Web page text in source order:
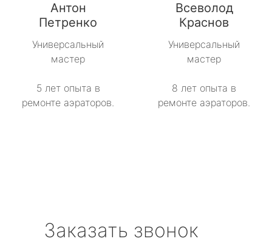
Антон
Петренко
Универсальный
мастер
5 лет опыта в
ремонте аэраторов.
Всеволод
Краснов
Универсальный
мастер
8 лет опыта в
ремонте аэраторов.
Заказать звонок